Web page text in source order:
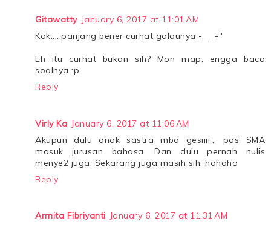
Gitawatty January 6, 2017 at 11:01 AM
Kak.....panjang bener curhat galaunya -___-"
Eh itu curhat bukan sih? Mon map, engga baca
soalnya :p
Reply
Virly Ka January 6, 2017 at 11:06 AM
Akupun dulu anak sastra mba gesiiii,,, pas SMA
masuk jurusan bahasa. Dan dulu pernah nulis
menye2 juga. Sekarang juga masih sih, hahaha
Reply
Armita Fibriyanti January 6, 2017 at 11:31 AM